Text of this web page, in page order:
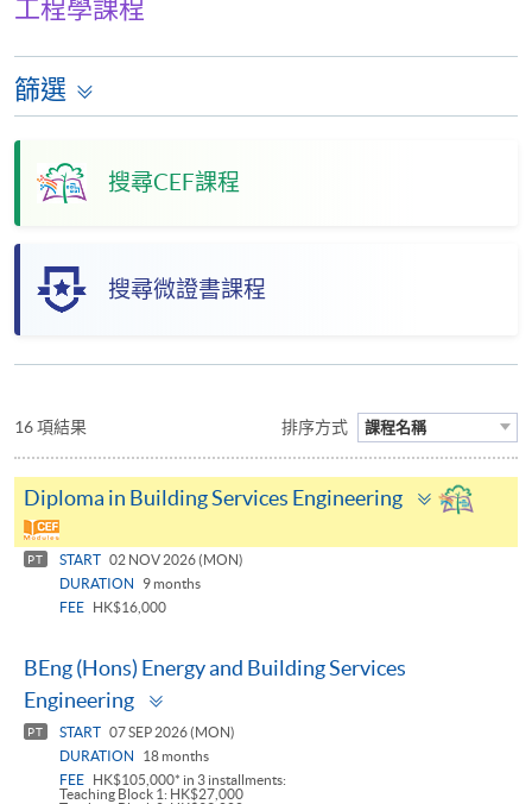
工程學課程
篩選
搜尋CEF課程
搜尋微證書課程
16 項結果 排序方式 課程名稱
Diploma in Building Services Engineering
Toggle
panel
PT START 02 NOV 2026 (MON)
DURATION
9 months
FEE
HK$16,000
BEng (Hons) Energy and Building Services
Engineering
PT START 07 SEP 2026 (MON)
DURATION
18 months
FEE
HK$105,000* in 3 installments:
Teaching Block 1: HK$27,000